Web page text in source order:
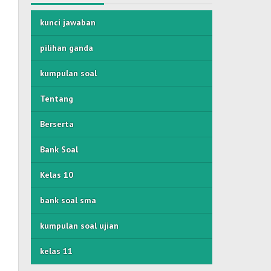
kunci jawaban
pilihan ganda
kumpulan soal
Tentang
Berserta
Bank Soal
Kelas 10
bank soal sma
kumpulan soal ujian
kelas 11